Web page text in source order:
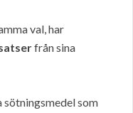
val, har
från sina
som